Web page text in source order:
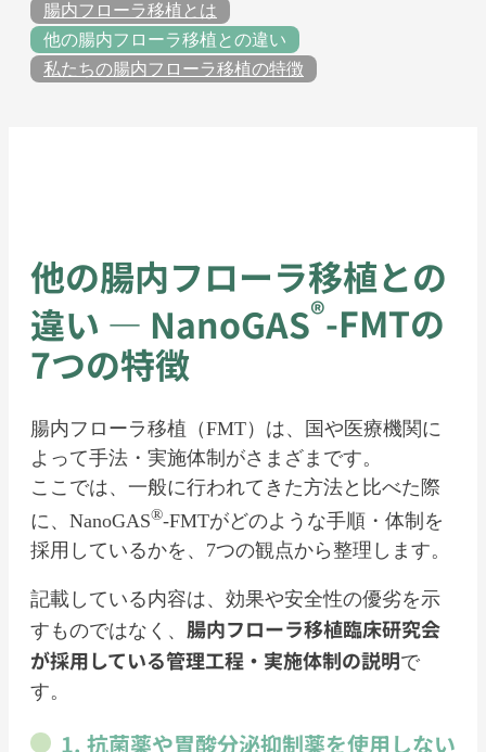
腸内フローラ移植とは
他の腸内フローラ移植との違い
私たちの腸内フローラ移植の特徴
他の腸内フローラ移植との
違い ― NanoGAS®-FMTの
7つの特徴
腸内フローラ移植（FMT）は、国や医療機関に
よって手法・実施体制がさまざまです。
ここでは、一般に行われてきた方法と比べた際
に、NanoGAS®-FMTがどのような手順・体制を
採用しているかを、7つの観点から整理します。
記載している内容は、効果や安全性の優劣を示
すものではなく、 腸内フローラ移植臨床研究会
が採用している管理工程・ 実施体制の説明で
す。
1. 抗菌薬や胃酸分泌抑制薬を使用しない